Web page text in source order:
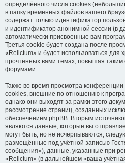
определённого числа cookies
в папку временных файлов вашего
содержат только идентификатор
и идентификатор анонимной сессии (в
автоматически присвоенные вам
Третья cookie будет создана после
«Relictum» и будет использоваться
прочтённых вами темах, повышая таким
форумами.
Также во время просмотра
cookies, внешние по отношению к
однако они выходят за рамки этого
рассмотрение страниц, созданных
обеспечением phpBB. Вторым
являются данные, которые вы
могут быть, но не исчерпываются,
размещённые под учётной записью
сообщения»), данные, указанные при
«Relictum» (в дальнейшем «ваша